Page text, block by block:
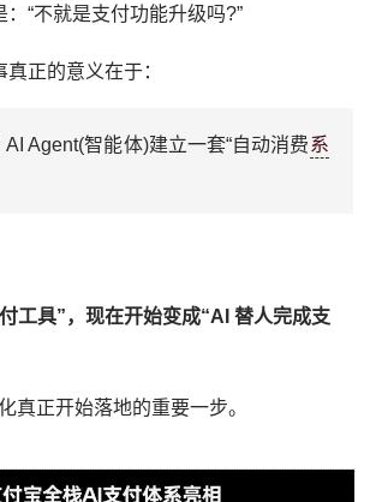
“不就是支付功能升级吗?”
正的意义在于：
Agent(智能体)建立一套“自动消费系
工具”，现在开始变成“AI 替人完成支
真正开始落地的重要一步。